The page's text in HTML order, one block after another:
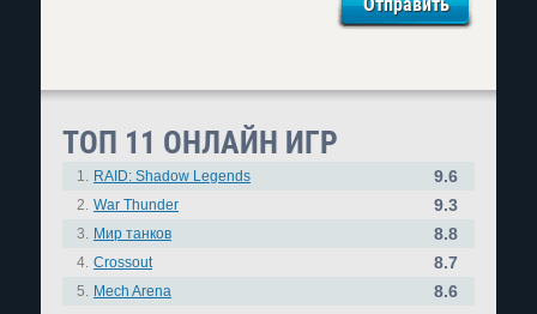
ТОП 11 ОНЛАЙН ИГР
1. RAID: Shadow Legends 9.6
2. War Thunder 9.3
3. Мир танков 8.8
4. Crossout 8.7
5. Mech Arena 8.6